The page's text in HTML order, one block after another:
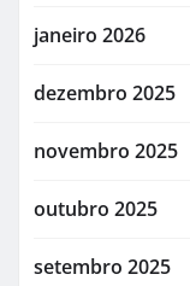
janeiro 2026
dezembro 2025
novembro 2025
outubro 2025
setembro 2025